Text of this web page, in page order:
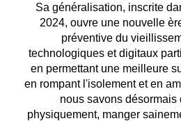
Sa généralisation, inscrite
2024, ouvre une nouvelle
préventive du
technologiques et digitaux
en permettant une meilleure
en rompant l'isolement et en
nous savons désormais
physiquement, manger